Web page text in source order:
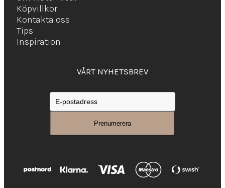
Köpvillkor
Kontakta oss
Tips
Inspiration
VÅRT NYHETSBREV